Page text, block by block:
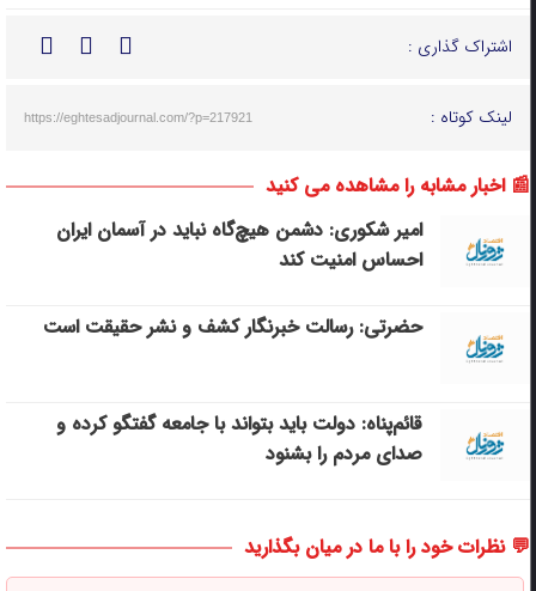
اشتراک گذاری :
لینک کوتاه : https://eghtesadjournal.com/?p=217921
📰 اخبار مشابه را مشاهده می کنید
امیر شکوری: دشمن هیچ‌گاه نباید در آسمان ایران
احساس امنیت کند
حضرتی: رسالت خبرنگار کشف و نشر حقیقت است
قائم‌پناه: دولت باید بتواند با جامعه گفتگو کرده و
صدای مردم را بشنود
💬 نظرات خود را با ما در میان بگذارید